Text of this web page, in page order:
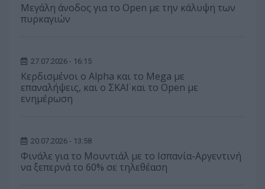
Μεγάλη άνοδος για το Open με την κάλυψη των
πυρκαγιών
27.07.2026 - 16:15
Κερδισμένοι ο Alpha και το Mega με
επαναλήψεις, και ο ΣΚΑΪ και το Open με
ενημέρωση
20.07.2026 - 13:58
Φινάλε για το Μουντιάλ με το Ισπανία-Αργεντινή
να ξεπερνά το 60% σε τηλεθέαση